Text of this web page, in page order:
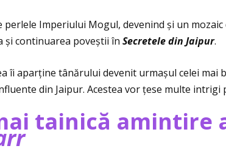
Imperiului Mogul, devenind și un
și continuarea poveștii în Secretele din Jaipur.
îi aparţine tânărului devenit urmașul celei mai
din Jaipur. Acestea vor ţese multe intrigi
tainică amintire